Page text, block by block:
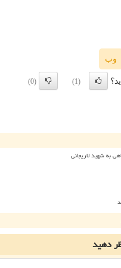
وب
(1)
(0)
به شهید لاریجانی
دهید